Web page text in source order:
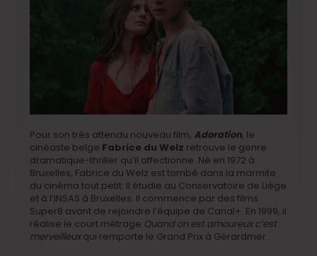
Pour son très attendu nouveau film, Adoration, le
cinéaste belge Fabrice du Welz retrouve le genre
dramatique-thriller qu’il affectionne. Né en 1972 à
Bruxelles, Fabrice du Welz est tombé dans la marmite
du cinéma tout petit. Il étudie au Conservatoire de Liège
et à l’INSAS à Bruxelles. Il commence par des films
Super8 avant de rejoindre l’équipe de Canal+. En 1999, il
réalise le court métrage Quand on est amoureux c’est
merveilleuxqui remporte le Grand Prix à Gérardmer.